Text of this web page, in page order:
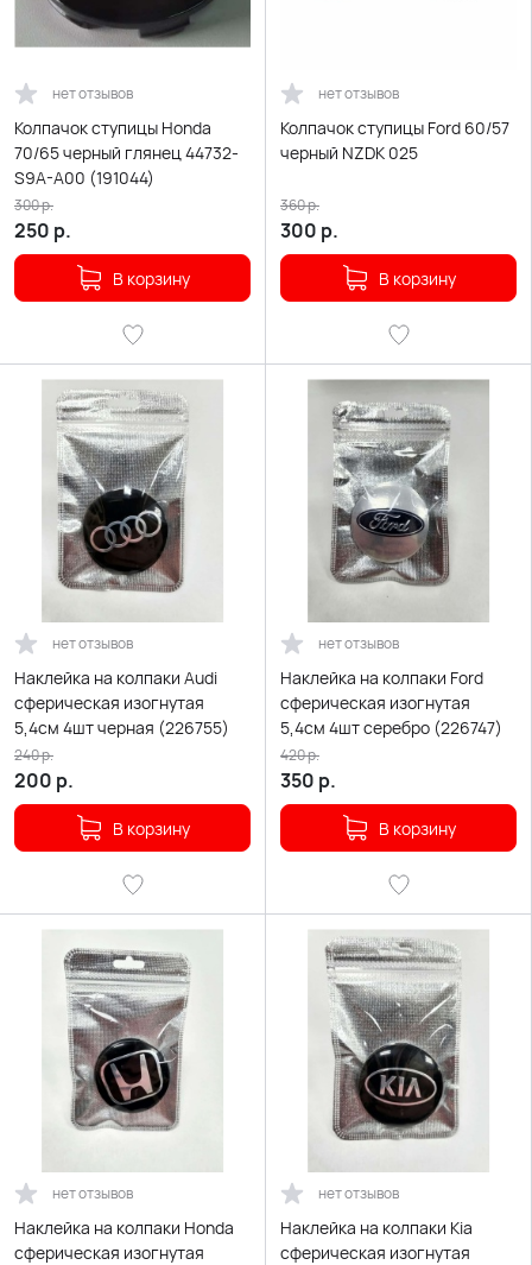
нет отзывов
Колпачок ступицы Honda
70/65 черный глянец 44732-
S9A-A00 (191044)
250 р.
300р.
В корзину
нет отзывов
Колпачок ступицы Ford 60/57
черный NZDK 025
300 р.
360р.
В корзину
нет отзывов
Наклейка на колпаки Audi
сферическая изогнутая
5,4см 4шт черная (226755)
200 р.
240р.
В корзину
нет отзывов
Наклейка на колпаки Ford
сферическая изогнутая
5,4см 4шт серебро (226747)
350 р.
420р.
В корзину
нет отзывов
Наклейка на колпаки Honda
сферическая изогнутая
нет отзывов
Наклейка на колпаки Kia
сферическая изогнутая